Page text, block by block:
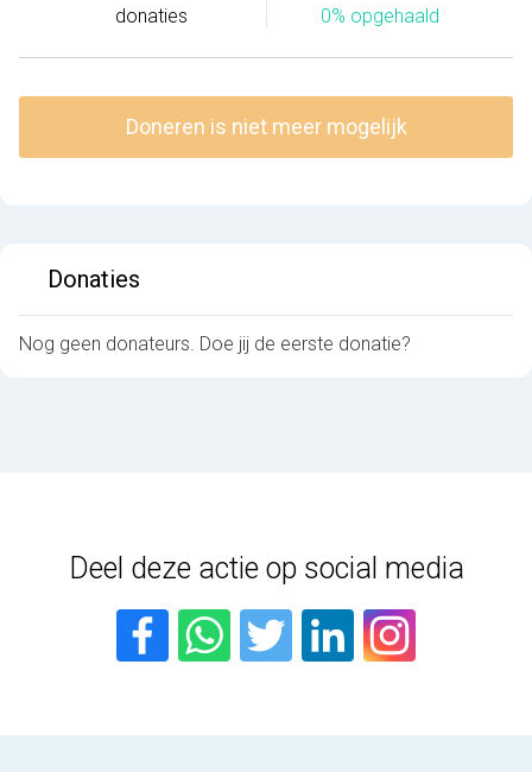
donaties
0% opgehaald
Doneren is niet meer mogelijk
Donaties
Nog geen donateurs. Doe jij de eerste donatie?
Deel deze actie op social media